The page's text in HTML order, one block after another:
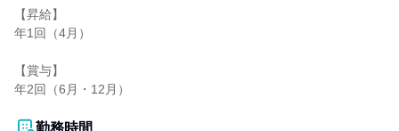
【昇給】
年1回（4月）
【賞与】
年2回（6月・12月）
勤務時間